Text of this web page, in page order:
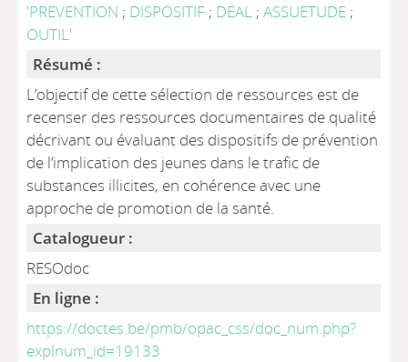
'PREVENTION ; DISPOSITIF ; DEAL ;ASSUETUDE ;
OUTIL'
Résumé :
L’objectif de cette sélection de ressources est de
recenser des ressources documentaires de qualité
décrivant ou évaluant des dispositifs de prévention
de l’implication des jeunes dans le trafic de
substances illicites, en cohérence avec une
approche de promotion de la santé.
Catalogueur :
RESOdoc
En ligne :
https://doctes.be/pmb/opac_css/doc_num.php?
explnum_id=19133